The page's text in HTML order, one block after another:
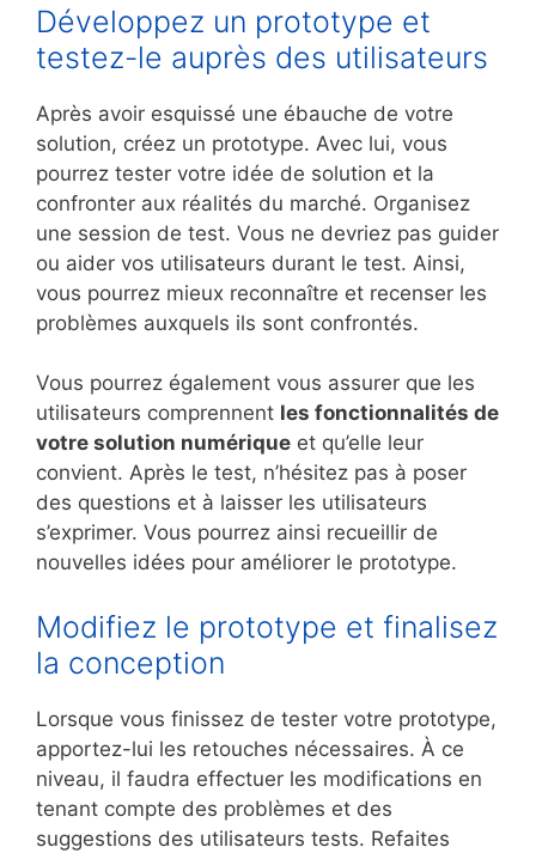
Développez un prototype et
testez-le auprès des utilisateurs
Après avoir esquissé une ébauche de votre
solution, créez un prototype. Avec lui, vous
pourrez tester votre idée de solution et la
confronter aux réalités du marché. Organisez
une session de test. Vous ne devriez pas guider
ou aider vos utilisateurs durant le test. Ainsi,
vous pourrez mieux reconnaître et recenser les
problèmes auxquels ils sont confrontés.
Vous pourrez également vous assurer que les
utilisateurs comprennent les fonctionnalités de
votre solution numérique et qu’elle leur
convient. Après le test, n’hésitez pas à poser
des questions et à laisser les utilisateurs
s’exprimer. Vous pourrez ainsi recueillir de
nouvelles idées pour améliorer le prototype.
Modifiez le prototype et finalisez
la conception
Lorsque vous finissez de tester votre prototype,
apportez-lui les retouches nécessaires. À ce
niveau, il faudra effectuer les modifications en
tenant compte des problèmes et des
suggestions des utilisateurs tests. Refaites